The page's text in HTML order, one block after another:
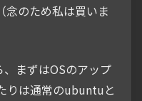
念のため私は買いま
、まずはOSのアップ
りは通常のubuntuと